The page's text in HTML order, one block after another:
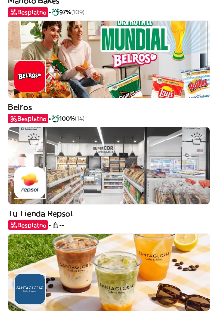
Besplatno 97%(109)
Belros
Besplatno 100%(14)
Tu Tienda Repsol
Besplatno --